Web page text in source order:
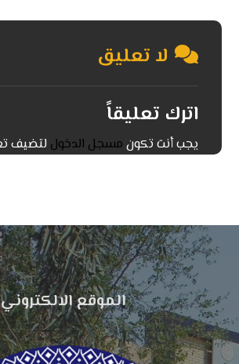
لا تعليق
اترك تعليقاً
يجب أنت تكون مسجل الدخول لتضيف
الموقع الالكتروني